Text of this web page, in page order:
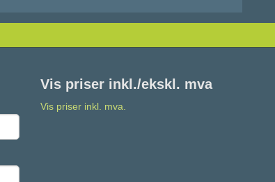
Vis priser inkl./ekskl. mva
Vis priser inkl. mva.